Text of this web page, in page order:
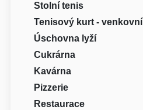
Stolní tenis
Tenisový kurt - venkovní
Úschovna lyží
Cukrárna
Kavárna
Pizzerie
Restaurace